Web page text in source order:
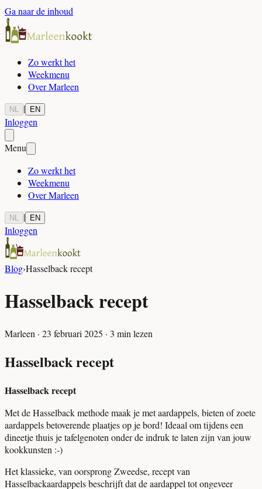
Ga naar de inhoud
Zo werkt het
Weekmenu
Over Marleen
NL | EN
Inloggen
Menu
Zo werkt het
Weekmenu
Over Marleen
NL | EN
Inloggen
Blog›Hasselback recept
Hasselback recept
Marleen · 23 februari 2025 · 3 min lezen
Hasselback recept
Hasselback recept
Met de Hasselback methode maak je met aardappels, bieten of zoete
aardappels betoverende plaatjes op je bord! Ideaal om tijdens een
dineetje thuis je tafelgenoten onder de indruk te laten zijn van jouw
kookkunsten :-)
Het klassieke, van oorsprong Zweedse, recept van
Hasselbackaardappels beschrijft dat de aardappel tot ongeveer